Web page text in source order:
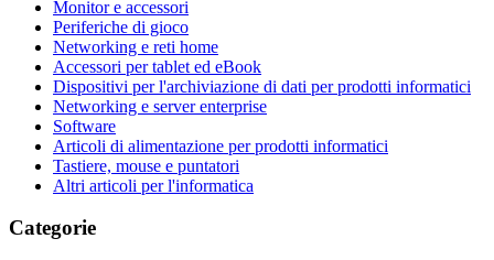
Monitor e accessori
Periferiche di gioco
Networking e reti home
Accessori per tablet ed eBook
Dispositivi per l'archiviazione di dati per prodotti informatici
Networking e server enterprise
Software
Articoli di alimentazione per prodotti informatici
Tastiere, mouse e puntatori
Altri articoli per l'informatica
Categorie